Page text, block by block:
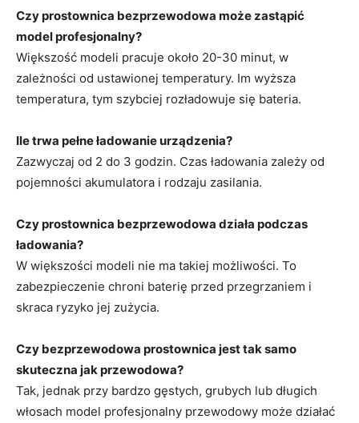
Czy prostownica bezprzewodowa może zastąpić
model profesjonalny?
Większość modeli pracuje około 20-30 minut, w
zależności od ustawionej temperatury. Im wyższa
temperatura, tym szybciej rozładowuje się bateria.
Ile trwa pełne ładowanie urządzenia?
Zazwyczaj od 2 do 3 godzin. Czas ładowania zależy od
pojemności akumulatora i rodzaju zasilania.
Czy prostownica bezprzewodowa działa podczas
ładowania?
W większości modeli nie ma takiej możliwości. To
zabezpieczenie chroni baterię przed przegrzaniem i
skraca ryzyko jej zużycia.
Czy bezprzewodowa prostownica jest tak samo
skuteczna jak przewodowa?
Tak, jednak przy bardzo gęstych, grubych lub długich
włosach model profesjonalny przewodowy może działać